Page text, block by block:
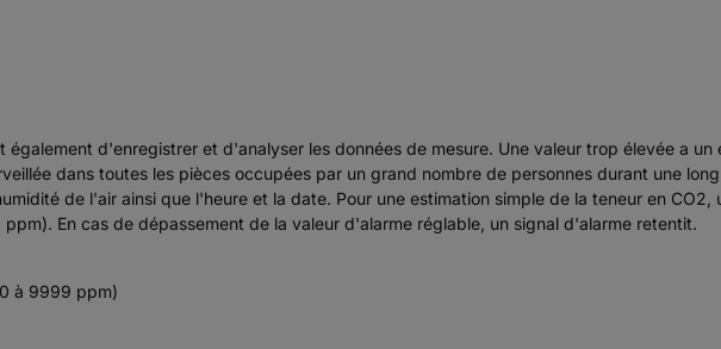
d'enregistrer et d'analyser les données de mesure. Une valeur trop élevée a
dans toutes les pièces occupées par un grand nombre de personnes durant une
de l'air ainsi que l'heure et la date. Pour une estimation simple de la teneur en CO2,
En cas de dépassement de la valeur d'alarme réglable, un signal d'alarme retentit.
à 9999 ppm)